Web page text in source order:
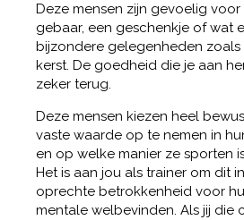
Deze mensen zijn gevoelig
gebaar, een geschenkje of wat
bijzondere gelegenheden
kerst. De goedheid die je aan
zeker terug.
Deze mensen kiezen heel
vaste waarde op te nemen in
en op welke manier ze sporten
Het is aan jou als trainer om dit
oprechte betrokkenheid voor
mentale welbevinden. Als jij die